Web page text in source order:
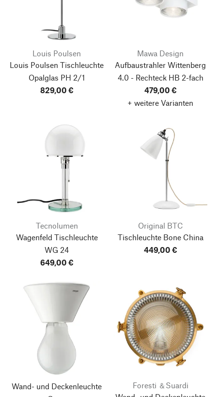
Louis Poulsen
Louis Poulsen Tischleuchte
Opalglas PH 2/1
829,00 €
Mawa Design
Aufbaustrahler Wittenberg
4.0 - Rechteck HB 2-fach
479,00 €
+ weitere Varianten
Tecnolumen
Wagenfeld Tischleuchte
WG 24
649,00 €
Original BTC
Tischleuchte Bone China
449,00 €
Wand- und Deckenleuchte
Foresti ＆Suardi